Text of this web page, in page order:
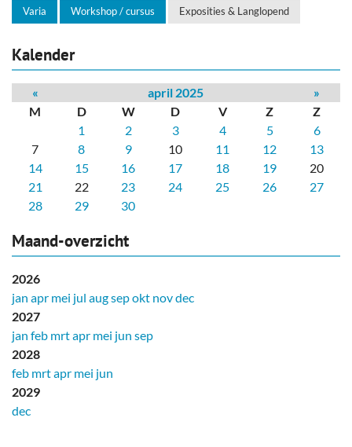
Varia Workshop / cursus Exposities & Langlopend
Kalender
« april 2025
»
M
D W D V Z
Z
1
2 3 4 5
6
7
8 9 10 11 12
13
14
15 16 17 18 19
20
21
22 23 24 25 26
27
28
29 30
Maand-overzicht
2026
jan apr mei jul augsepokt novdec
2027
jan feb mrtapr mei jun sep
2028
feb mrtapr mei jun
2029
dec